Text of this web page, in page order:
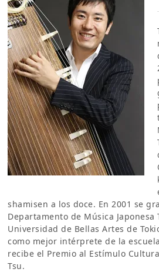
shamisen a los doce. En 2001 se
Departamento de Música Japonesa
Universidad de Bellas Artes de
como mejor intérprete de la
recibe el Premio al Estímulo
Tsu.